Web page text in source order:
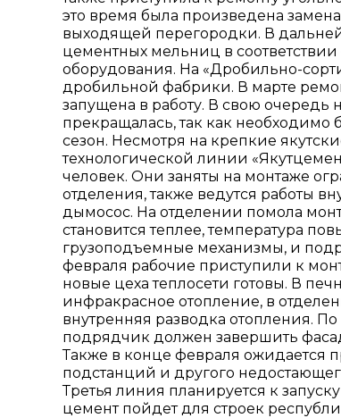
это время была произведена
выходящей перегородки. В
цементных мельниц в
оборудования. На «Дробильно-
дробильной фабрики. В марте
запущена в работу. В свою очередь
прекращалась, так как
сезон. Несмотря на крепкие
технологической линии
человек. Они заняты на монтаже
отделения, также ведутся работы
дымосос. На отделении помола
становится теплее, температура
грузоподъемные механизмы, и
февраля рабочие приступили к
новые цеха теплосети готовы. В
инфракрасное отопление, в
внутренняя разводка отопления.
подрядчик должен завершить
Также в конце февраля ожидается
подстанций и другого
Третья линия планируется к
цемент пойдет для строек